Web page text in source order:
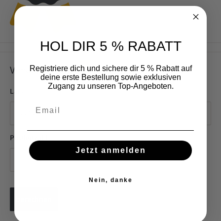
Versand schätzen
Land
Postleitzahl
HOL DIR 5 % RABATT
Registriere dich und sichere dir 5 % Rabatt auf
deine erste Bestellung sowie exklusiven
Zugang zu unseren Top-Angeboten.
Jetzt anmelden
Nein, danke